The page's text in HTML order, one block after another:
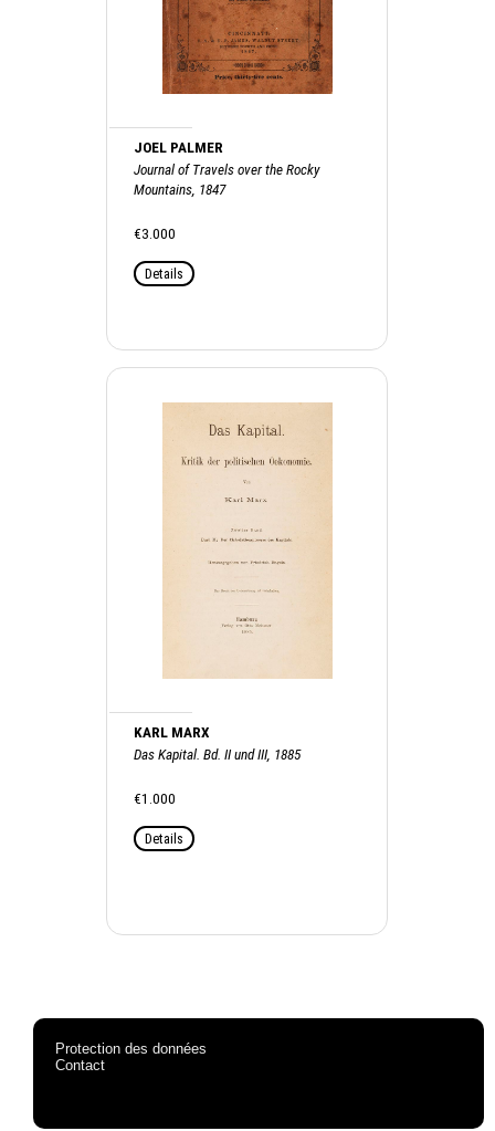
JOEL PALMER
Journal of Travels over the Rocky
Mountains, 1847
€3.000
Details
KARL MARX
Das Kapital. Bd. II und III, 1885
€1.000
Details
Protection des données
Contact